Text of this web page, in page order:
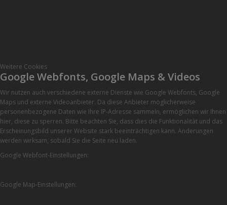
Weitere Cookies
Google Webfonts, Google Maps & Videos
Wir nutzen auch verschiedene externe Dienste wie Google Webfonts, Google
Maps und externe Videoanbieter. Da diese Anbieter möglicherweise
personenbezogene Daten wie Ihre IP-Adresse sammeln, ermöglichen wir Ihnen
hier, diese zu sperren. Bitte beachten Sie, dass dies die Funktionalität und das
Erscheinungsbild unserer Website stark beeinträchtigen kann. Änderungen
werden wirksam, sobald Sie die Seite neu laden.
Google Webfont-Einstellungen:
Google Map-Einstellungen: